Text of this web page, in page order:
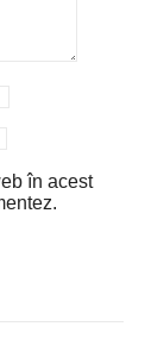
în acest